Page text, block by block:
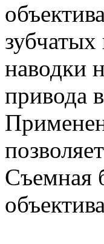
наводки
привода
Съемная